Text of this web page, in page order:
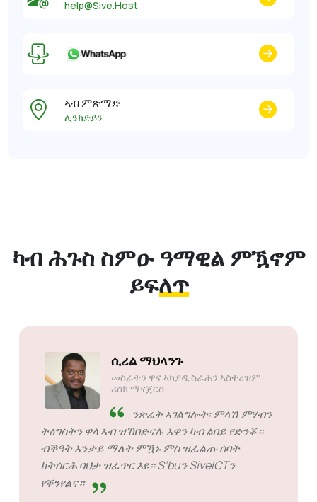
help@Sive.Host
ኣብ ምጽማድ
ሊንክድይን
ካብ ሕጉስ ስምዑ ዓማዊል ምዃኖም
ይፍለጥ
ሲሪል ማህላንጉ
መስራትን ዋና ኣካያዲ ስራሕን ኣስተሪዝም
ሪስክ ማናጀርስ
ንጽሬት ኣገልግሎት፡ ምላሽ ምሃብን
ትዕግስትን ዋላ ኣብ ዝኸበድናሉ እዋን ካብ ልበይ የድንቖ።
ብቕዓት እንታይ ማለት ምዃኑ ምስ ዝፈልጡ ሰባት
ክትሰርሕ ባህታ ዝፈጥር እዩ። S’buን SiveICTን
የቐንየልና።